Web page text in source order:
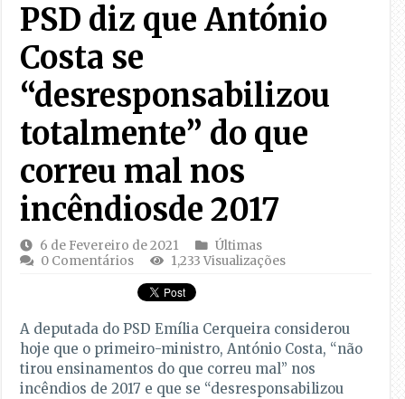
PSD diz que António
Costa se
“desresponsabilizou
totalmente” do que
correu mal nos
incêndiosde 2017
6 de Fevereiro de 2021
Últimas
0 Comentários
1,233 Visualizações
A deputada do PSD Emília Cerqueira considerou
hoje que o primeiro-ministro, António Costa, “não
tirou ensinamentos do que correu mal” nos
incêndios de 2017 e que se “desresponsabilizou